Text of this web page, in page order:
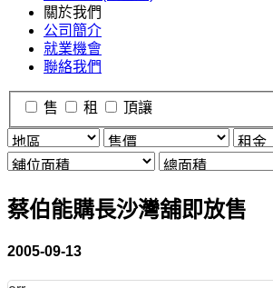
關於我們
公司簡介
就業機會
聯絡我們
售 租 頂讓
蔡伯能購長沙灣舖即放售
2005-09-13